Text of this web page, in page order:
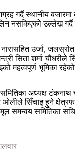
गर्दै स्थानीय बजारमा
नसकिएको उल्लेख
उर्जा,
सिता शर्मा
महत्वपूर्ण भूमिका
अध्यक्ष टंकनाथ
ओलीले सिँचाइ हुने
मूल समन्वय समितिका